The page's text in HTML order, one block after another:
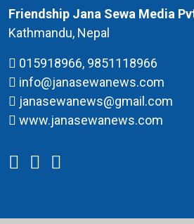
Friendship Jana Sewa Media
Kathmandu, Nepal
015918966, 9851118966
info@janasewanews.com
janasewanews@gmail.com
www.janasewanews.com